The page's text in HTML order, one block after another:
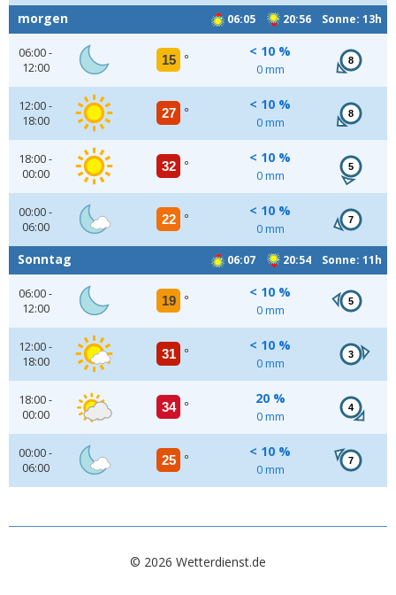
06:05 20:56 Sonne: 13h
morgen
06:00 -
12:00
15 °
< 10 %
0 mm
8
12:00 -
18:00
27 °
< 10 %
0 mm
8
18:00 -
00:00
32 °
< 10 %
0 mm
5
00:00 -
06:00
22 °
< 10 %
0 mm
7
06:07 20:54 Sonne: 11h
Sonntag
06:00 -
12:00
19 °
< 10 %
0 mm
5
12:00 -
18:00
31 °
< 10 %
0 mm
3
18:00 -
00:00
34 °
20 %
0 mm
4
00:00 -
06:00
25 °
< 10 %
0 mm
7
© 2026 Wetterdienst.de